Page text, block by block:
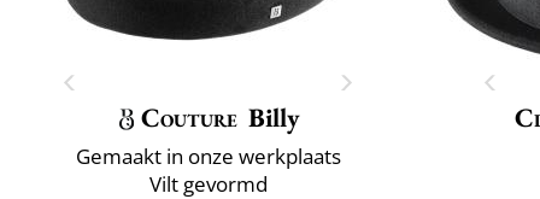
Couture Billy
Gemaakt in onze werkplaats
Vilt gevormd